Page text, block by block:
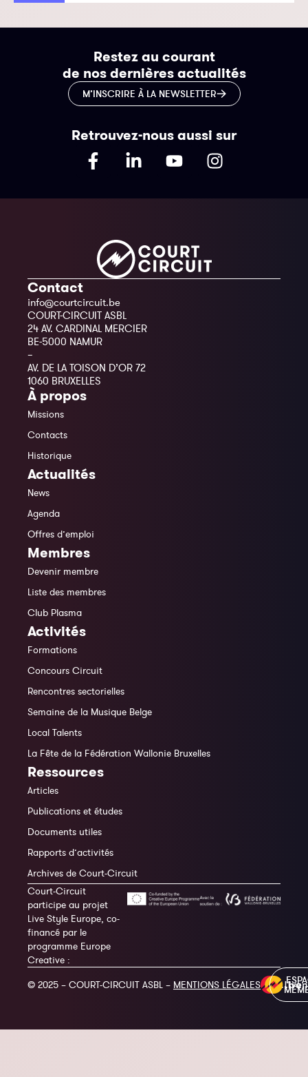
Restez au courant
de nos dernières actualités
M’INSCRIRE À LA NEWSLETTER
Retrouvez-nous aussi sur
Contact
info@courtcircuit.be
COURT-CIRCUIT ASBL
24 AV. CARDINAL MERCIER
BE-5000 NAMUR
–
AV. DE LA TOISON D’OR 72
1060 BRUXELLES
À propos
Missions
Contacts
Historique
Actualités
News
Agenda
Offres d’emploi
Membres
Devenir membre
Liste des membres
Club Plasma
Activités
Formations
Concours Circuit
Rencontres sectorielles
Semaine de la Musique Belge
Local Talents
La Fête de la Fédération Wallonie Bruxelles
Ressources
Articles
Publications et études
Documents utiles
Rapports d’activités
Archives de Court-Circuit
Court-Circuit
participe au projet
Live Style Europe, co-
financé par le
programme Europe
Creative :
© 2025 – COURT-CIRCUIT ASBL – MENTIONS LÉGALES